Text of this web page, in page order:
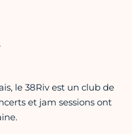
le 38Riv est un club de
et jam sessions ont